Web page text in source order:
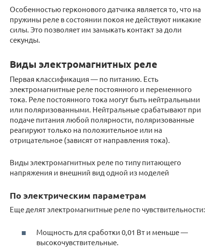
Особенностью герконового датчика является то, что на
пружины реле в состоянии покоя не действуют никакие
силы. Это позволяет им замыкать контакт за доли
секунды.
Виды электромагнитных реле
Первая классификация — по питанию. Есть
электромагнитные реле постоянного и переменного
тока. Реле постоянного тока могут быть нейтральными
или поляризованными. Нейтральные срабатывают при
подаче питания любой полярности, поляризованные
реагируют только на положительное или на
отрицательное (зависят от направления тока).
Виды электромагнитных реле по типу питающего
напряжения и внешний вид одной из моделей
По электрическим параметрам
Еще делят электромагнитные реле по чувствительности:
Мощность для сработки 0,01 Вт и меньше —
высокочувствительные.